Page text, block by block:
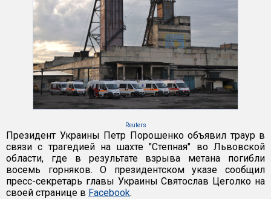
Reuters
Президент Украины Петр Порошенко объявил траур в
связи с трагедией на шахте "Степная" во Львовской
области, где в результате взрыва метана погибли
восемь горняков. О президентском указе сообщил
пресс-секретарь главы Украины Святослав Цеголко на
своей странице в Facebook.